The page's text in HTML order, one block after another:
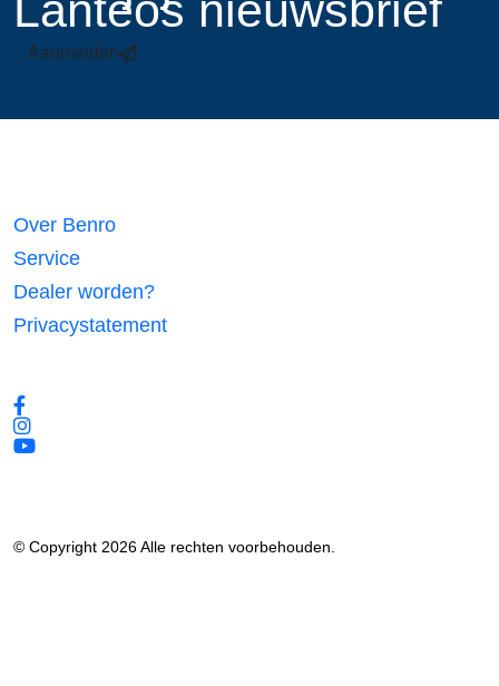
Aanmelden
Over Benro
Service
Dealer worden?
Privacystatement
© Copyright 2026 Alle rechten voorbehouden.